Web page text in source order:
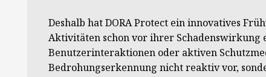
Deshalb hat DORA Protect ein innovatives
Aktivitäten schon vor ihrer
Benutzerinteraktionen oder aktiven
Bedrohungserkennung nicht reaktiv vor,